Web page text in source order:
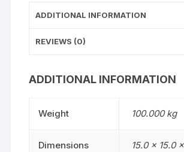
ADDITIONAL INFORMATION
REVIEWS (0)
ADDITIONAL INFORMATION
Weight 100.000 kg
Dimensions 15.0 × 15.0